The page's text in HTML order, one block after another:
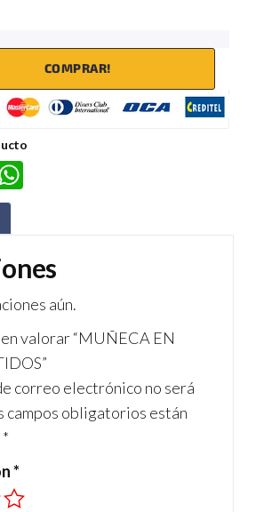
COMPRAR!
s
A
p
p
aún.
valorar “MUÑECA EN
correo electrónico no será
campos obligatorios están
*
*